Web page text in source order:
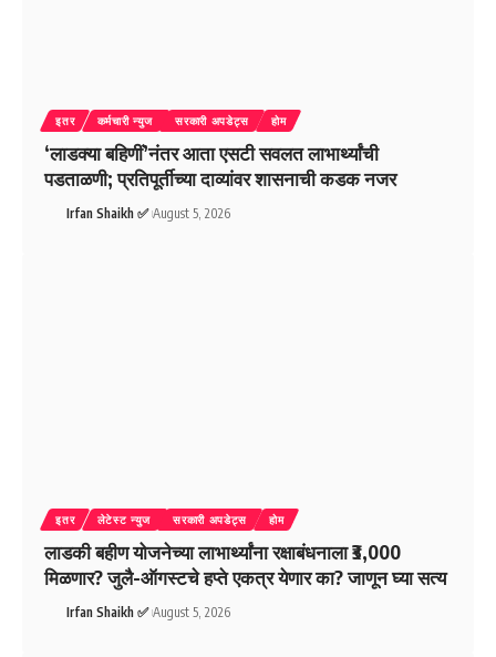
इतर कर्मचारी न्युज सरकारी अपडेट्स होम
‘लाडक्या बहिणीं’नंतर आता एसटी सवलत लाभार्थ्यांची
पडताळणी; प्रतिपूर्तीच्या दाव्यांवर शासनाची कडक नजर
Irfan Shaikh ✅ August 5, 2026
इतर लेटेस्ट न्युज सरकारी अपडेट्स होम
लाडकी बहीण योजनेच्या लाभार्थ्यांना रक्षाबंधनाला ₹3,000
मिळणार? जुलै-ऑगस्टचे हप्ते एकत्र येणार का? जाणून घ्या सत्य
Irfan Shaikh ✅ August 5, 2026